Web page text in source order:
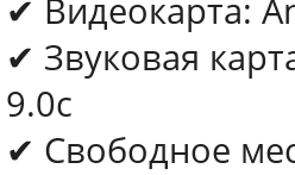
✔ Видеокарта:
✔ Звуковая
9.0с
✔ Свободное